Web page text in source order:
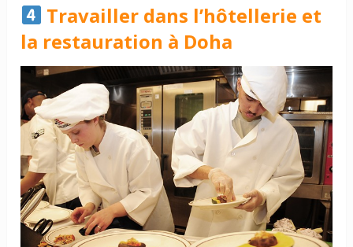
Travailler dans l’hôtellerie et
la restauration à Doha